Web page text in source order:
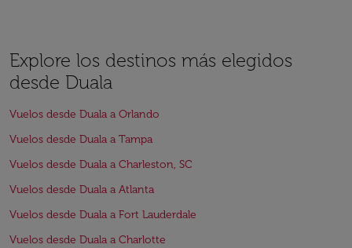
Explore los destinos más elegidos
desde Duala
Vuelos desde Duala a Orlando
Vuelos desde Duala a Tampa
Vuelos desde Duala a Charleston, SC
Vuelos desde Duala a Atlanta
Vuelos desde Duala a Fort Lauderdale
Vuelos desde Duala a Charlotte